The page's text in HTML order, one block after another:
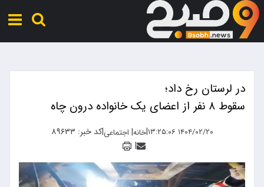
در لرستان رخ داد؛
سقوط ۸ نفر از اعضاى یک خانواده درون چاه
۱۴۰۴/۰۲/۲۰ ۱۳:۲۵:۰۶ |خانه| اجتماعی|کد خبر: ۸۹۶۳۳
|